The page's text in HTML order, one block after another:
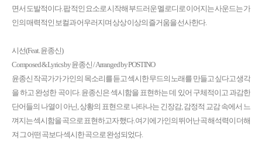
면서 도발적이다. 팝 적인 요소로 시작해 부드러운 멜로디로 이어지는 사운드는 가
인의 매력적인 보컬과 어우러지며 상상 이상의 즐거움을 선사한다.
시선(Feat. 윤종신)
Composed & Lyrics by 윤종신 / Arranged by POSTINO
윤종신 작곡가가 가인의 목소리를 듣고 섹시한 무드의 노래를 만들고 싶다고 생각
을 하고 완성한 곡이다. 윤종신은 섹시함을 표현하는 데 있어 구체적이고 과감한
단어들의 나열이 아닌, 상황의 표현으로 나타나는 긴장감, 감정적 교감 속에서 느
껴지는 섹시함을 곡으로 표현하고자 했다. 여기에 가인의 뛰어난 곡 해석력이 더해
져 그 어떤 곡보다 섹시한 곡으로 완성되었다.